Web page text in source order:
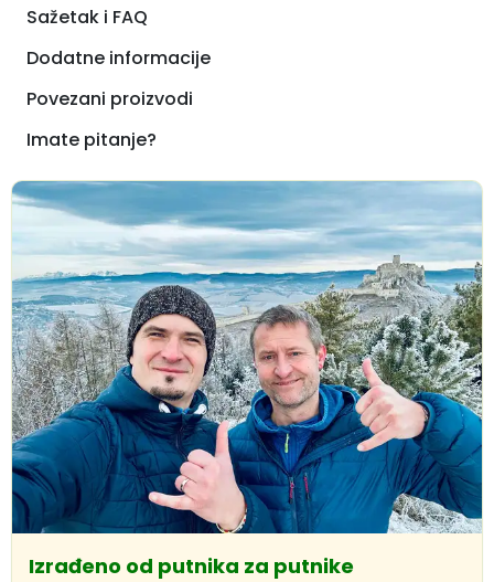
Sažetak i FAQ
Dodatne informacije
Povezani proizvodi
Imate pitanje?
Izrađeno od putnika za putnike